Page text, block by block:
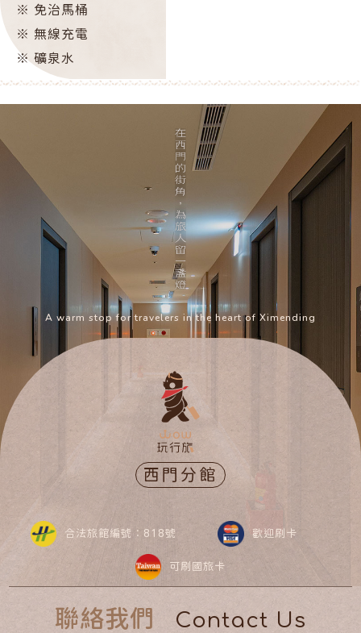
※ 免治馬桶
※ 無線充電
※ 礦泉水
A warm stop for travelers in the heart of Ximending
西門分館
合法旅館編號：818號 歡迎刷卡
可刷國旅卡
聯絡我們 Contact Us